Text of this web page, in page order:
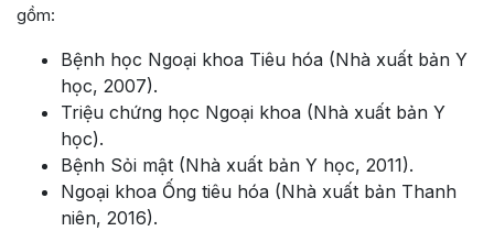
gồm:
Bệnh học Ngoại khoa Tiêu hóa (Nhà xuất bản Y
học, 2007).
Triệu chứng học Ngoại khoa (Nhà xuất bản Y
học).
Bệnh Sỏi mật (Nhà xuất bản Y học, 2011).
Ngoại khoa Ống tiêu hóa (Nhà xuất bản Thanh
niên, 2016).